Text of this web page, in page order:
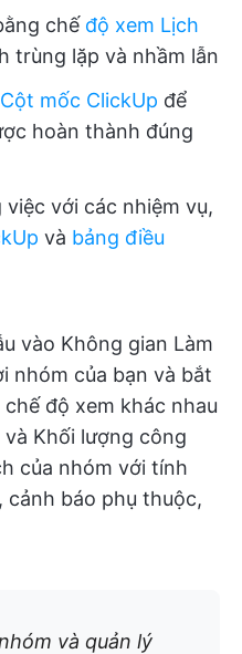
chế độ xem Lịch
trùng lặp và nhầm lẫn
Cột mốc ClickUp để
hoàn thành đúng
với các nhiệm vụ,
và bảng điều
vào Không gian Làm
nhóm của bạn và bắt
độ xem khác nhau
Khối lượng công
của nhóm với tính
cảnh báo phụ thuộc,
và quản lý